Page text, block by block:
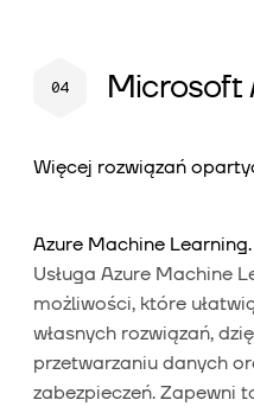
Microsoft
Więcej rozwiązań
Azure Machine Learning.
Usługa Azure Machine
możliwości, które
własnych rozwiązań,
przetwarzaniu danych
zabezpieczeń. Zapewni